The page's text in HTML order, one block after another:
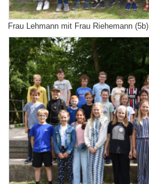
Frau Lehmann mit Frau Riehemann (5b)